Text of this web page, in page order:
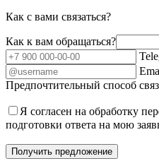
Как с вами связаться?
Как к вам обращаться?
Предпочтительный способ
Я согласен на обработку
подготовки ответа на мою
Получить предложение